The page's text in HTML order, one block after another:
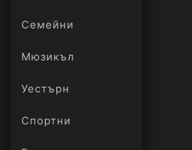
Семейни
Мюзикъл
Уестърн
Спортни